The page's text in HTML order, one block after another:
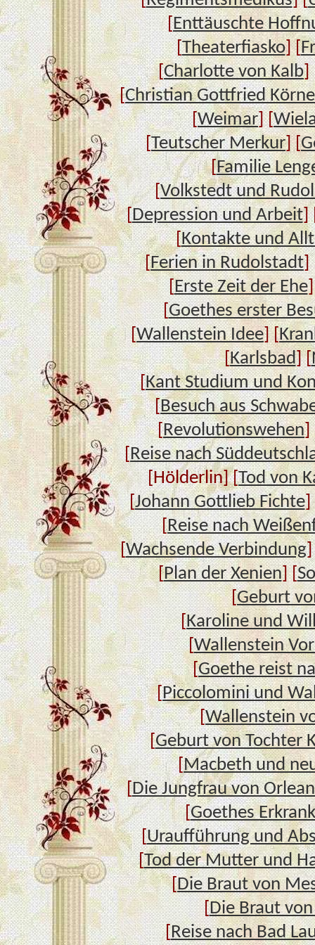
[Enttäuschte
[Theaterfiasko] [
[Charlotte von Kalb]
[Christian Gottfried
[Weimar] [
[Teutscher Merkur] [
[Familie
[Volkstedt und
[Depression und Arbeit]
[Kontakte und
[Ferien in Rudolstadt]
[Erste Zeit der Ehe
[Goethes erster
[Wallenstein Idee] [
[Karlsbad] [
[Kant Studium und
[Besuch aus
[Revolutionswehen]
[Reise nach
[Hölderlin] [Tod von
[Johann Gottlieb Fichte]
[Reise nach
[Wachsende Verbindung]
[Plan der Xenien] [
[Geburt
[Karoline und
[Wallenstein
[Goethe reist
[Piccolomini und
[Wallenstein
[Geburt von Tochter
[Macbeth und
[Die Jungfrau von
[Goethes
[Uraufführung und
[Tod der Mutter und
[Die Braut von
[Die Braut
[Reise nach Bad